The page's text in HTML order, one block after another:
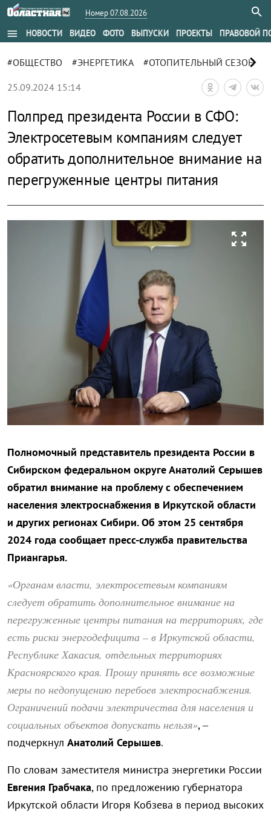
Номер 07.08.2026
menu НОВОСТИ ВИДЕО ФОТО ВЫПУСКИ ПРОЕКТЫ ПРАВОВОЙ
#ОБЩЕСТВО #ЭНЕРГЕТИКА #ОТОПИТЕЛЬНЫЙ СЕЗОН
chevron_right
25.09.2024 15:14
Полпред президента России в СФО:
Электросетевым компаниям следует
обратить дополнительное внимание на
перегруженные центры питания
zoom_out_map
Полномочный представитель президента России в
Сибирском федеральном округе Анатолий Серышев
обратил внимание на проблему с обеспечением
населения электроснабжения в Иркутской области
и других регионах Сибири. Об этом 25 сентября
2024 года сообщает пресс-служба правительства
Приангарья.
«Органам власти, электросетевым компаниям
следует обратить дополнительное внимание на
перегруженные центры питания на территориях, где
есть риски энергодефицита – в Иркутской области,
Республике Хакасия, отдельных территориях
Красноярского края. Прошу принять все возможные
меры по недопущению перебоев электроснабжения.
Ограничений подачи электричества для населения и
социальных объектов допускать нельзя», –
подчеркнул Анатолий Серышев.
По словам заместителя министра энергетики России
Евгения Грабчака, по предложению губернатора
Иркутской области Игоря Кобзева в период высоких